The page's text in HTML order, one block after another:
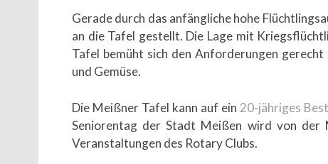
Gerade durch das anfängliche hohe
an die Tafel gestellt. Die Lage mit
Tafel bemüht sich den Anforderungen
und Gemüse.
Die Meißner Tafel kann auf ein20-jähriges
Seniorentag der Stadt Meißen wird von
Veranstaltungen des Rotary Clubs.